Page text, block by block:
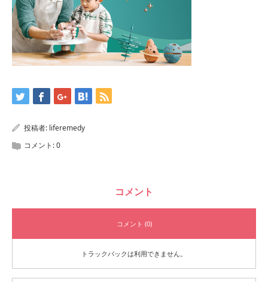
投稿者: liferemedy
コメント:0
コメント
コメント (0)
トラックバックは利用できません。